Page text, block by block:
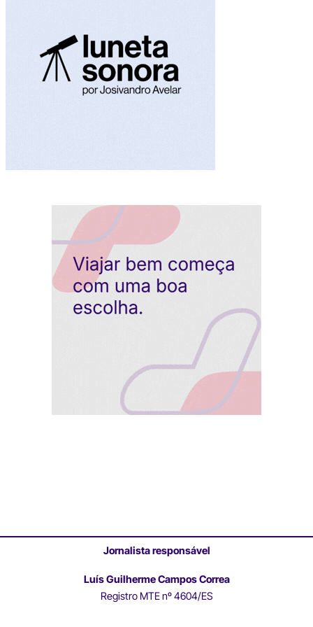
Jornalista responsável
Luís Guilherme Campos Correa
Registro MTE nº 4604/ES